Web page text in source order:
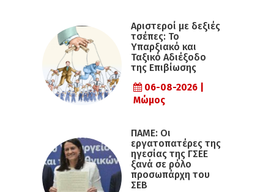
Αριστεροί με δεξιές
τσέπες: Το
Υπαρξιακό και
Ταξικό Αδιέξοδο
της Επιβίωσης
06-08-2026 |
Μώμος
ΠΑΜΕ: Οι
εργατοπατέρες της
ηγεσίας της ΓΣΕΕ
ξανά σε ρόλο
προσωπάρχη του
ΣΕΒ